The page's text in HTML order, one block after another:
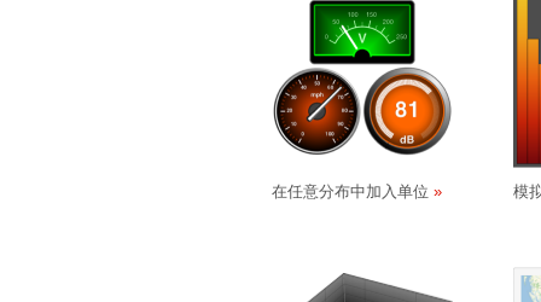
在任意分布中加入单位 模